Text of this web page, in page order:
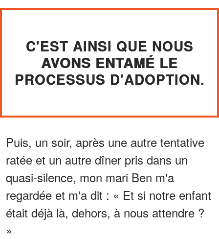
C'EST AINSI QUE NOUS
AVONS ENTAMÉ LE
PROCESSUS D'ADOPTION.
Puis, un soir, après une autre tentative
ratée et un autre dîner pris dans un
quasi-silence, mon mari Ben m'a
regardée et m'a dit : « Et si notre enfant
était déjà là, dehors, à nous attendre ?
»